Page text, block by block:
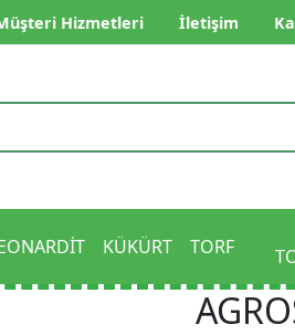
Hizmetleri İletişim
KÜKÜRT TORF